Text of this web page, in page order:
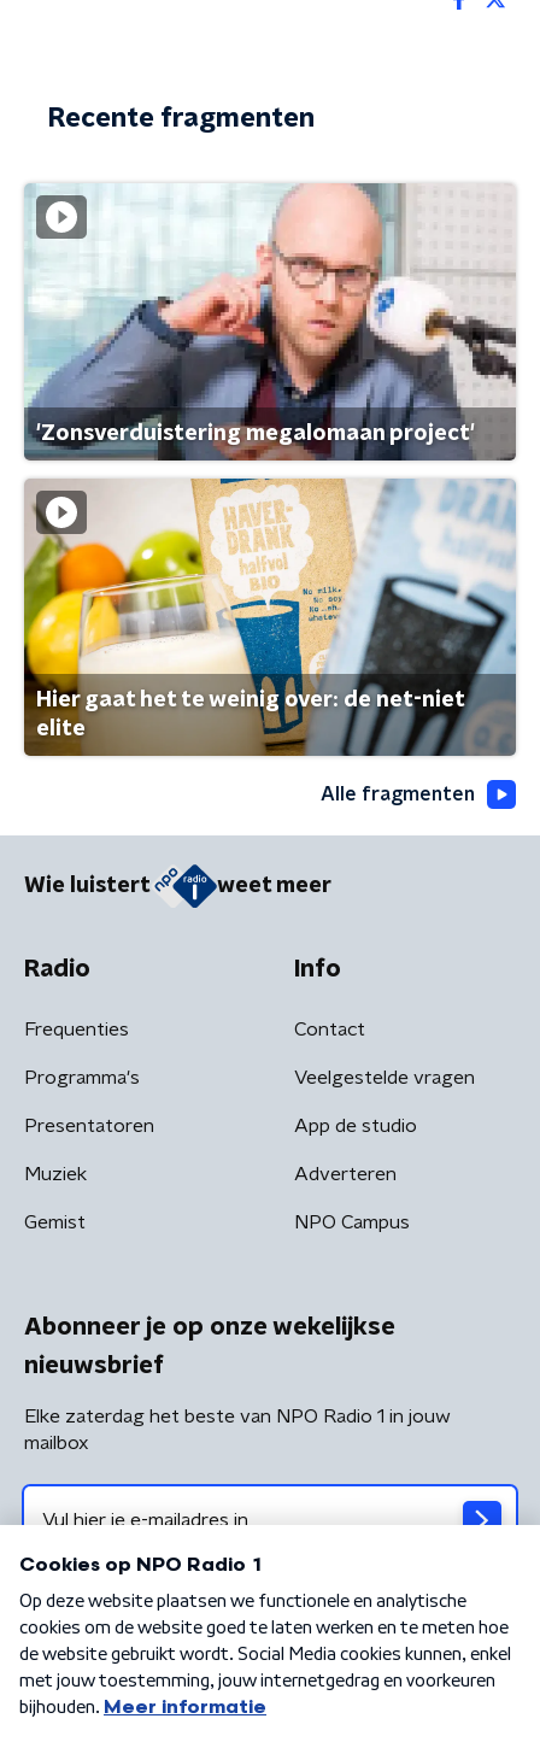
Recente fragmenten
'Zonsverduistering megalomaan project'
Hier gaat het te weinig over: de net-niet
elite
Alle fragmenten
Wie luistert weet meer
Radio
Frequenties
Programma's
Presentatoren
Muziek
Gemist
Info
Contact
Veelgestelde vragen
App de studio
Adverteren
NPO Campus
Abonneer je op onze wekelijkse
nieuwsbrief
Elke zaterdag het beste van NPO Radio 1 in jouw
mailbox
Algemene voorwaarden Privacybeleid